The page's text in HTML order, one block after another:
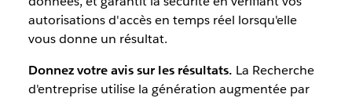
autorisations d'accès en temps réel lorsqu'elle
vous donne un résultat.
Donnez votre avis sur les résultats. La Recherche
d'entreprise utilise la génération augmentée par